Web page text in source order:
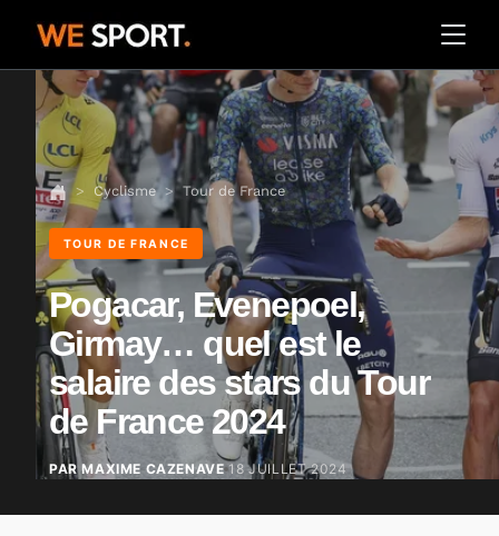
Cyclisme Tour de France
TOUR DE FRANCE
Pogacar, Evenepoel,
Girmay… quel est le
salaire des stars du Tour
de France 2024
PAR MAXIME CAZENAVE 18 JUILLET 2024